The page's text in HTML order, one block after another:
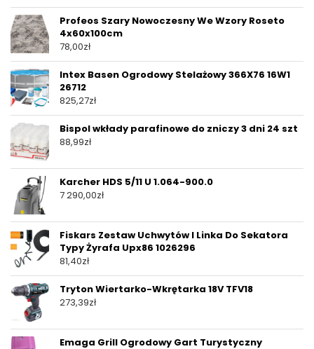
Profeos Szary Nowoczesny We Wzory Roseto
4x60x100cm
78,00zł
Intex Basen Ogrodowy Stelażowy 366X76 16W1
26712
825,27zł
Bispol wkłady parafinowe do zniczy 3 dni 24 szt
88,99zł
Karcher HDS 5/11 U 1.064-900.0
7 290,00zł
Fiskars Zestaw Uchwytów I Linka Do Sekatora
Typy Żyrafa Upx86 1026296
81,40zł
Tryton Wiertarko-Wkrętarka 18V TFV18
273,39zł
Emaga Grill Ogrodowy Gart Turystyczny